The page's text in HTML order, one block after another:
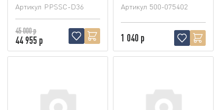
Артикул PPSSC-D36
45 000 р
44 955 р
Артикул 500-075402
1 040 р